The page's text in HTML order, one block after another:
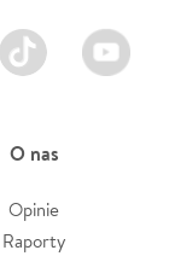
TikTok Youtube
O nas
Opinie
Raporty